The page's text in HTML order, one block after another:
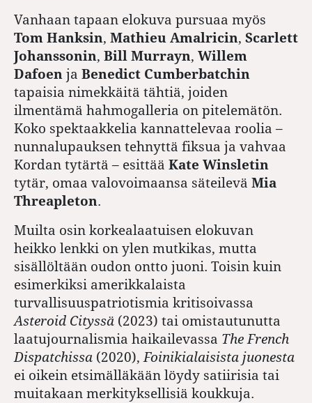
Vanhaan tapaan elokuva pursuaa myös
Tom Hanksin, Mathieu Amalricin, Scarlett
Johanssonin, Bill Murrayn, Willem
Dafoen ja Benedict Cumberbatchin
tapaisia nimekkäitä tähtiä, joiden
ilmentämä hahmogalleria on pitelemätön.
Koko spektaakkelia kannattelevaa roolia –
nunnalupauksen tehnyttä fiksua ja vahvaa
Kordan tytärtä – esittää Kate Winsletin
tytär, omaa valovoimaansa säteilevä Mia
Threapleton.
Muilta osin korkealaatuisen elokuvan
heikko lenkki on ylen mutkikas, mutta
sisällöltään oudon ontto juoni. Toisin kuin
esimerkiksi amerikkalaista
turvallisuuspatriotismia kritisoivassa
Asteroid Cityssä (2023) tai omistautunutta
laatujournalismia haikailevassa The French
Dispatchissa (2020),Foinikialaisista juonesta
ei oikein etsimälläkään löydy satiirisia tai
muitakaan merkityksellisiä koukkuja.